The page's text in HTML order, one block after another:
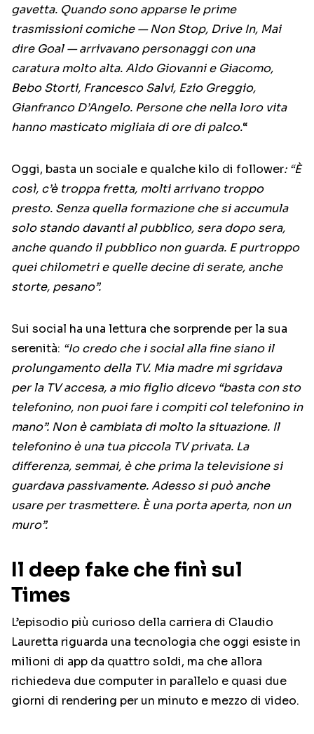
gavetta. Quando sono apparse le prime
trasmissioni comiche — Non Stop, Drive In, Mai
dire Goal — arrivavano personaggi con una
caratura molto alta. Aldo Giovanni e Giacomo,
Bebo Storti, Francesco Salvi, Ezio Greggio,
Gianfranco D’Angelo. Persone che nella loro vita
hanno masticato migliaia di ore di palco.“
Oggi, basta un sociale e qualche kilo di follower: “È
così, c’è troppa fretta, molti arrivano troppo
presto. Senza quella formazione che si accumula
solo stando davanti al pubblico, sera dopo sera,
anche quando il pubblico non guarda. E purtroppo
quei chilometri e quelle decine di serate, anche
storte, pesano”.
Sui social ha una lettura che sorprende per la sua
serenità: “Io credo che i social alla fine siano il
prolungamento della TV. Mia madre mi sgridava
per la TV accesa, a mio figlio dicevo “basta con sto
telefonino, non puoi fare i compiti col telefonino in
mano”. Non è cambiata di molto la situazione. Il
telefonino è una tua piccola TV privata. La
differenza, semmai, è che prima la televisione si
guardava passivamente. Adesso si può anche
usare per trasmettere. È una porta aperta, non un
muro”.
Il deep fake che finì sul
Times
L’episodio più curioso della carriera di Claudio
Lauretta riguarda una tecnologia che oggi esiste in
milioni di app da quattro soldi, ma che allora
richiedeva due computer in parallelo e quasi due
giorni di rendering per un minuto e mezzo di video.